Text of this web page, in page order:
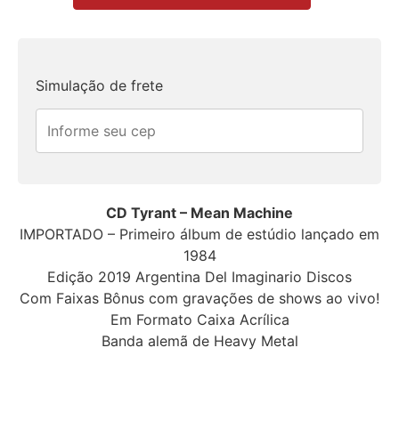
Simulação de frete
CD Tyrant – Mean Machine
IMPORTADO – Primeiro álbum de estúdio lançado em
1984
Edição 2019 Argentina Del Imaginario Discos
Com Faixas Bônus com gravações de shows ao vivo!
Em Formato Caixa Acrílica
Banda alemã de Heavy Metal